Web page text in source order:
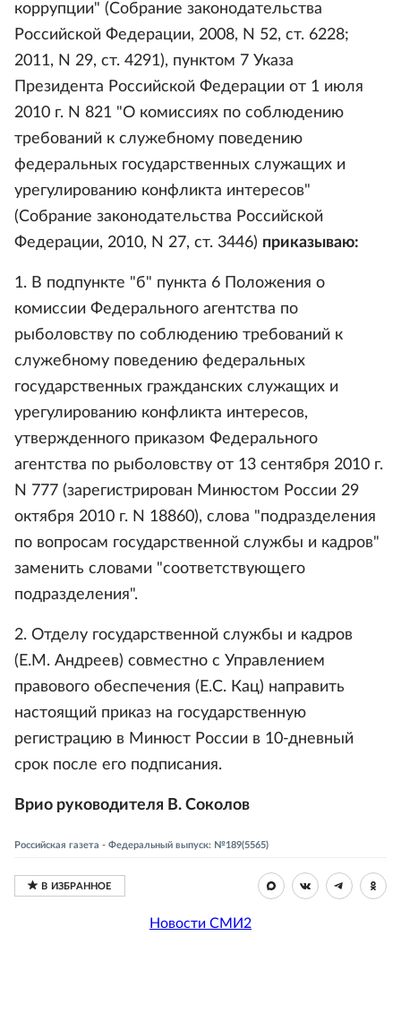
коррупции" (Собрание законодательства
Российской Федерации, 2008, N 52, ст. 6228;
2011, N 29, ст. 4291), пунктом 7 Указа
Президента Российской Федерации от 1 июля
2010 г. N 821 "О комиссиях по соблюдению
требований к служебному поведению
федеральных государственных служащих и
урегулированию конфликта интересов"
(Собрание законодательства Российской
Федерации, 2010, N 27, ст. 3446) приказываю:
1. В подпункте "б" пункта 6 Положения о
комиссии Федерального агентства по
рыболовству по соблюдению требований к
служебному поведению федеральных
государственных гражданских служащих и
урегулированию конфликта интересов,
утвержденного приказом Федерального
агентства по рыболовству от 13 сентября 2010 г.
N 777 (зарегистрирован Минюстом России 29
октября 2010 г. N 18860), слова "подразделения
по вопросам государственной службы и кадров"
заменить словами "соответствующего
подразделения".
2. Отделу государственной службы и кадров
(Е.М. Андреев) совместно с Управлением
правового обеспечения (Е.С. Кац) направить
настоящий приказ на государственную
регистрацию в Минюст России в 10-дневный
срок после его подписания.
Врио руководителя В. Соколов
Российская газета - Федеральный выпуск: №189(5565)
Новости СМИ2